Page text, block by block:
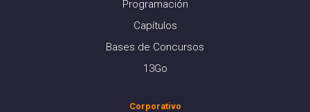
Programación
Capítulos
Bases de Concursos
13Go
Corporativo